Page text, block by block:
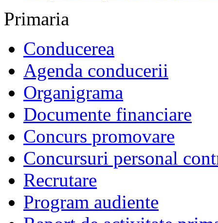
Primaria
Conducerea
Agenda conducerii
Organigrama
Documente financiare
Concurs promovare
Concursuri personal
Recrutare
Program audiente